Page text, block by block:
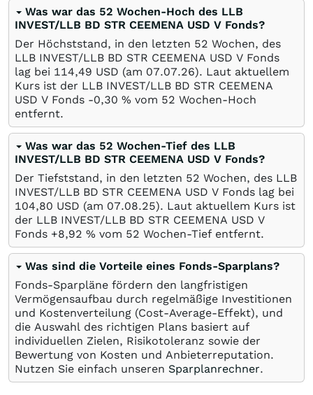
Was war das 52 Wochen-Hoch des LLB
INVEST/LLB BD STR CEEMENA USD V Fonds?
Der Höchststand, in den letzten 52 Wochen, des
LLB INVEST/LLB BD STR CEEMENA USD V Fonds
lag bei 114,49 USD (am 07.07.26). Laut aktuellem
Kurs ist der LLB INVEST/LLB BD STR CEEMENA
USD V Fonds -0,30 % vom 52 Wochen-Hoch
entfernt.
Was war das 52 Wochen-Tief des LLB
INVEST/LLB BD STR CEEMENA USD V Fonds?
Der Tiefststand, in den letzten 52 Wochen, des LLB
INVEST/LLB BD STR CEEMENA USD V Fonds lag bei
104,80 USD (am 07.08.25). Laut aktuellem Kurs ist
der LLB INVEST/LLB BD STR CEEMENA USD V
Fonds +8,92 % vom 52 Wochen-Tief entfernt.
Was sind die Vorteile eines Fonds-Sparplans?
Fonds-Sparpläne fördern den langfristigen
Vermögensaufbau durch regelmäßige Investitionen
und Kostenverteilung (Cost-Average-Effekt), und
die Auswahl des richtigen Plans basiert auf
individuellen Zielen, Risikotoleranz sowie der
Bewertung von Kosten und Anbieterreputation.
Nutzen Sie einfach unseren Sparplanrechner.